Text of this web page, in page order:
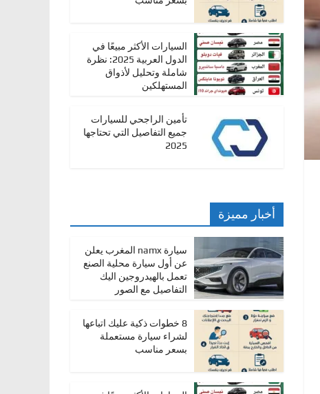
السيارات الأكثر مبيعًا في
الدول العربية 2025: نظرة
شاملة وتحليل لأذواق
المستهلكين
تأمين الراجحي للسيارات
جميع التفاصيل التي تحتاجها
2025
أخبار مميزة
سيارة namx المغرب يعلن
عن أول سيارة محلية الصنع
تعمل بالهيدروجين اليك
التفاصيل مع الصور
8 خطوات ذكية عليك اتباعها
لشراء سيارة مستعملة
بسعر مناسب